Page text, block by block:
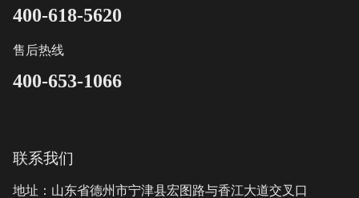
400-618-5620
售后热线
400-653-1066
联系我们
地址：山东省德州市宁津县宏图路与香江大道交叉口